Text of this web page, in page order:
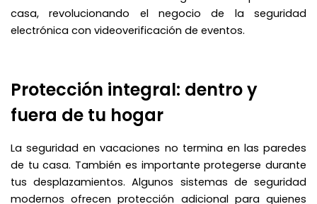
casa, revolucionando el negocio de la seguridad
electrónica con videoverificación de eventos.
Protección integral: dentro y
fuera de tu hogar
La seguridad en vacaciones no termina en las paredes
de tu casa. También es importante protegerse durante
tus desplazamientos. Algunos sistemas de seguridad
modernos ofrecen protección adicional para quienes